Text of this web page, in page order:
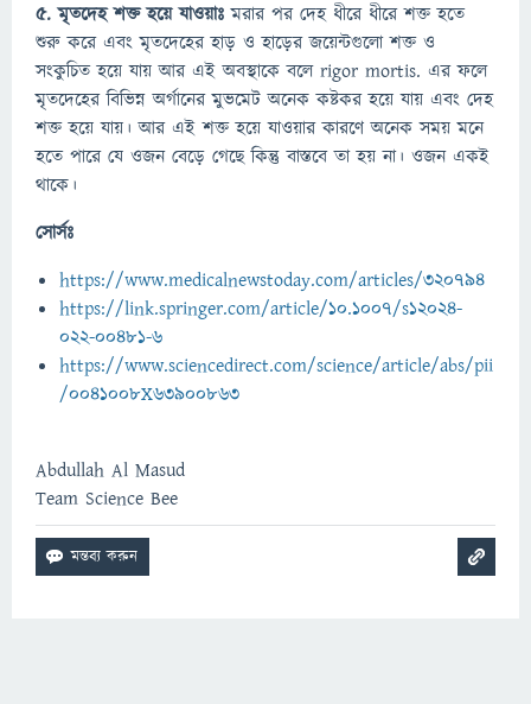
৫. মৃতদেহ শক্ত হয়ে যাওয়াঃ মরার পর দেহ ধীরে ধীরে শক্ত হতে
শুরু করে এবং মৃতদেহের হাড় ও হাড়ের জয়েন্টগুলো শক্ত ও
সংকুচিত হয়ে যায় আর এই অবস্থাকে বলে rigor mortis. এর ফলে
মৃতদেহের বিভিন্ন অর্গানের মুভমেট অনেক কষ্টকর হয়ে যায় এবং দেহ
শক্ত হয়ে যায়। আর এই শক্ত হয়ে যাওয়ার কারণে অনেক সময় মনে
হতে পারে যে ওজন বেড়ে গেছে কিন্তু বাস্তবে তা হয় না। ওজন একই
থাকে।
সোর্সঃ
https://www.medicalnewstoday.com/articles/320794
https://link.springer.com/article/10.1007/s12024-
022-00481-6
https://www.sciencedirect.com/science/article/abs/pii
/0041008X63900863
Abdullah Al Masud
Team Science Bee